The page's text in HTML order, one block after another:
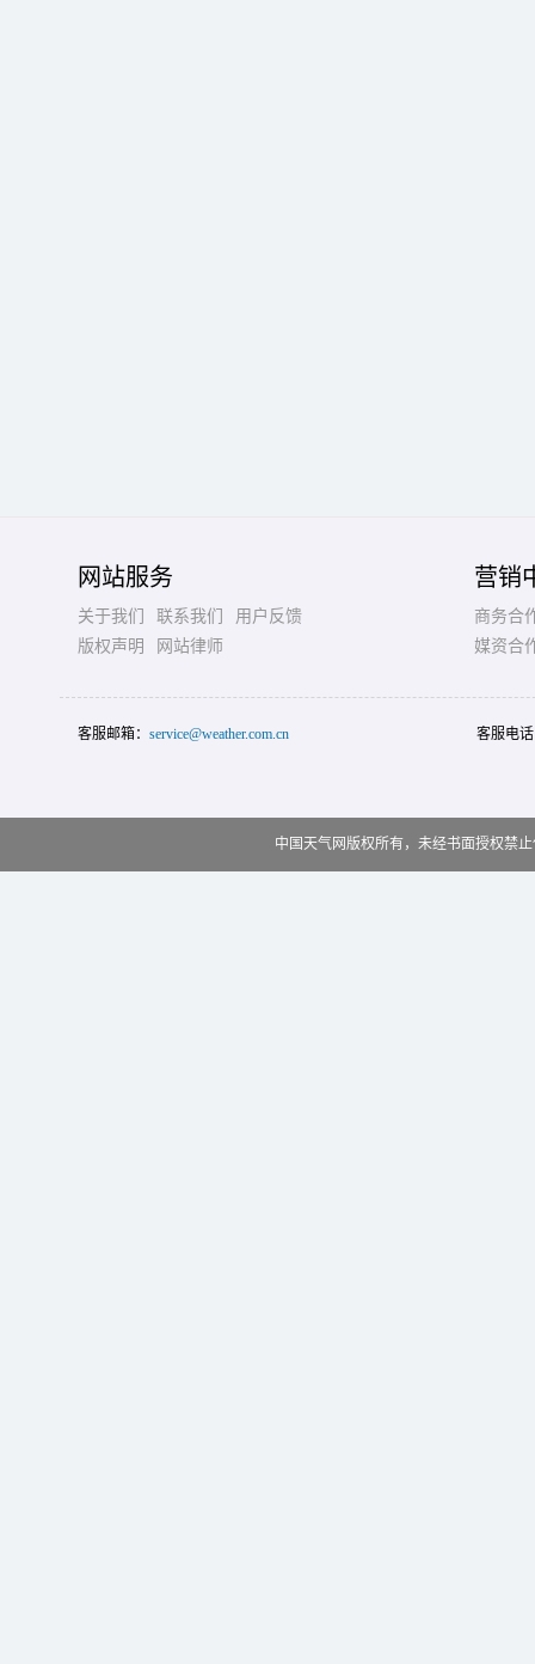
网站服务
关于我们 联系我们
用户反馈
版权声明
网站律师
营销
商务合
媒资合
客服邮箱： service@weather.com.cn 客服电
中国天气网版权所有，未经书面授权